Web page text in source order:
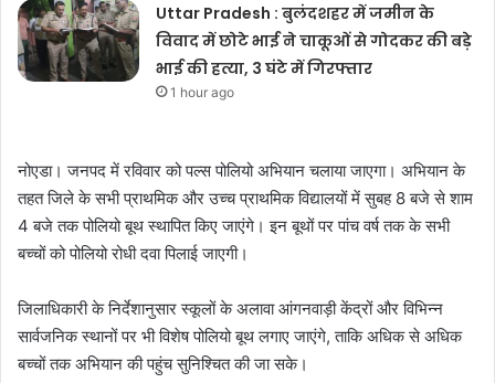
Uttar Pradesh : बुलंदशहर में जमीन के
विवाद में छोटे भाई ने चाकूओं से गोदकर की बड़े
भाई की हत्या, 3 घंटे में गिरफ्तार
1 hour ago
नोएडा। जनपद में रविवार को पल्स पोलियो अभियान चलाया जाएगा। अभियान के
तहत जिले के सभी प्राथमिक और उच्च प्राथमिक विद्यालयों में सुबह 8 बजे से शाम
4 बजे तक पोलियो बूथ स्थापित किए जाएंगे। इन बूथों पर पांच वर्ष तक के सभी
बच्चों को पोलियो रोधी दवा पिलाई जाएगी।
जिलाधिकारी के निर्देशानुसार स्कूलों के अलावा आंगनवाड़ी केंद्रों और विभिन्न
सार्वजनिक स्थानों पर भी विशेष पोलियो बूथ लगाए जाएंगे, ताकि अधिक से अधिक
बच्चों तक अभियान की पहुंच सुनिश्चित की जा सके।